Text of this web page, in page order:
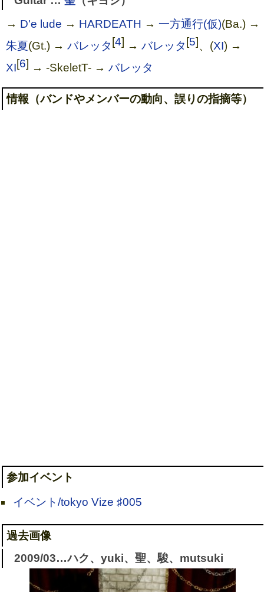
→ D'e lude → HARDEATH →一方通行(仮)(Ba.) →
朱夏(Gt.) →バレッタ[4] →バレッタ[5]、(XI) →
XI[6] → -SkeletT- →バレッタ
情報（バンドやメンバーの動向、誤りの指摘等）
参加イベント
イベント/tokyo Vize ♯005
過去画像
2009/03…ハク、yuki、聖、駿、mutsuki